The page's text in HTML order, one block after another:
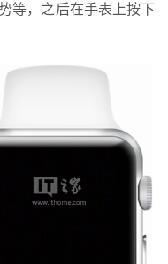
等，之后在手表上按下